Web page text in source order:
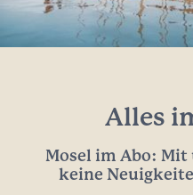
Alles
Mosel im Abo:
keine